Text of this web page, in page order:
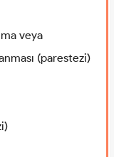
veya
(parestezi)